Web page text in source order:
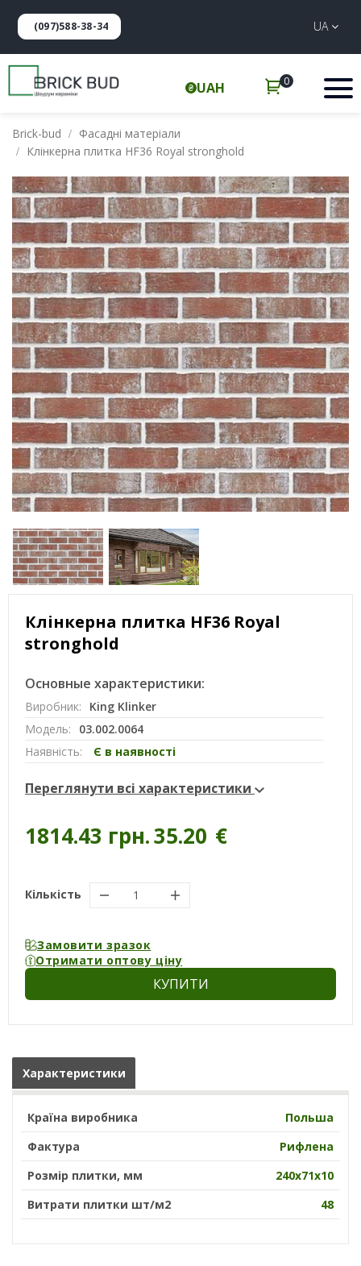
(097)588-38-34 UA
UAH 0
Brick-bud
Фасадні матеріали
Клінкерна плитка HF36 Royal stronghold
Клінкерна плитка HF36 Royal
stronghold
Основные характеристики:
Виробник:
King Klinker
Модель:
03.002.0064
Наявність:
Є в наявності
Переглянути всі характеристики
1814.43 грн.35.20 €
Кількість
Замовити зразок
Отримати оптову ціну
КУПИТИ
Характеристики
Країна виробника
Польша
Фактура
Рифлена
Розмір плитки, мм
240х71х10
Витрати плитки шт/м2
48